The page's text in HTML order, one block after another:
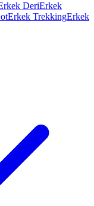
DeriErkek
Erkek TrekkingErkek